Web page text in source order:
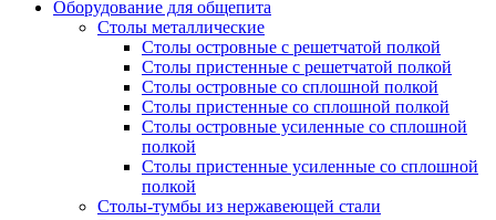
Оборудование для общепита
Столы металлические
Столы островные с решетчатой полкой
Столы пристенные с решетчатой полкой
Столы островные со сплошной полкой
Столы пристенные со сплошной полкой
Столы островные усиленные со сплошной
полкой
Столы пристенные усиленные со сплошной
полкой
Столы-тумбы из нержавеющей стали